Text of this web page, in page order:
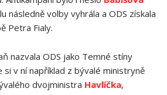
následně volby vyhrála a ODS získala
Petra Fialy.
nazvala ODS jako Temné stíny
v ní například z bývalé ministryně
dvojministra Havlíčka,